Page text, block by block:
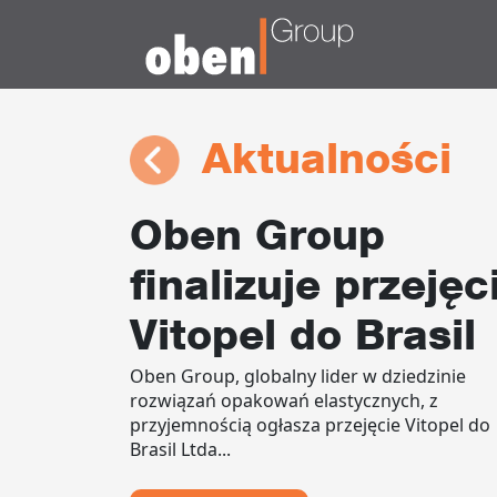
Aktualności
Oben Group
finalizuje
Vitopel do Brasil
Oben Group, globalny lider w dziedzinie
rozwiązań opakowań elastycznych, z
przyjemnością ogłasza przejęcie Vitopel do
Brasil Ltda...